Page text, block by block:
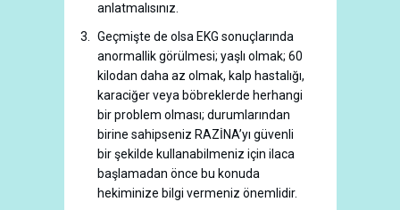
anlatmalısınız.
Geçmişte de olsa EKG sonuçlarında
anormallik görülmesi; yaşlı olmak; 60
kilodan daha az olmak, kalp hastalığı,
karaciğer veya böbreklerde herhangi
bir problem olması; durumlarından
birine sahipseniz RAZİNA’yı güvenli
bir şekilde kullanabilmeniz için ilaca
başlamadan önce bu konuda
hekiminize bilgi vermeniz önemlidir.